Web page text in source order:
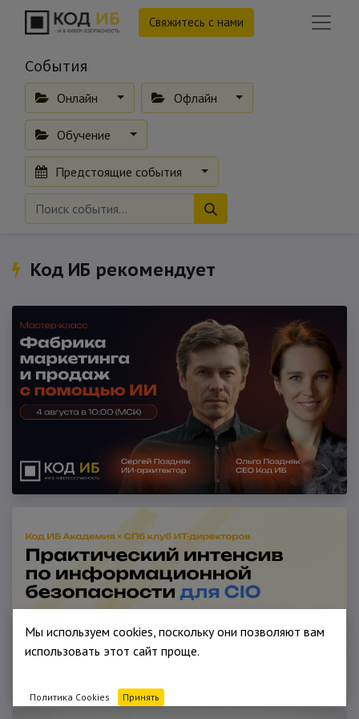
Свяжитесь с нами
События
Онлайн Офлайн
Обучение
Предстоящие события
Код ИБ рекомендует
Мы используем cookies, поскольку они позволяют вам
использовать этот сайт проще.
Политика Cookies Принять